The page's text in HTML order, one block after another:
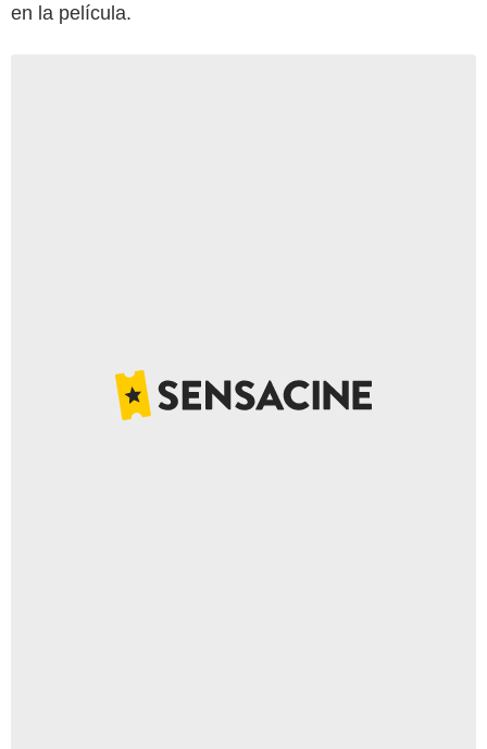
en la película.